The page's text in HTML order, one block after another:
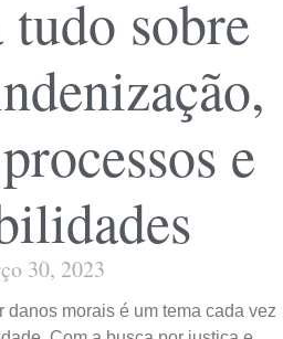
sobre
e
30, 2023
morais é um tema cada vez